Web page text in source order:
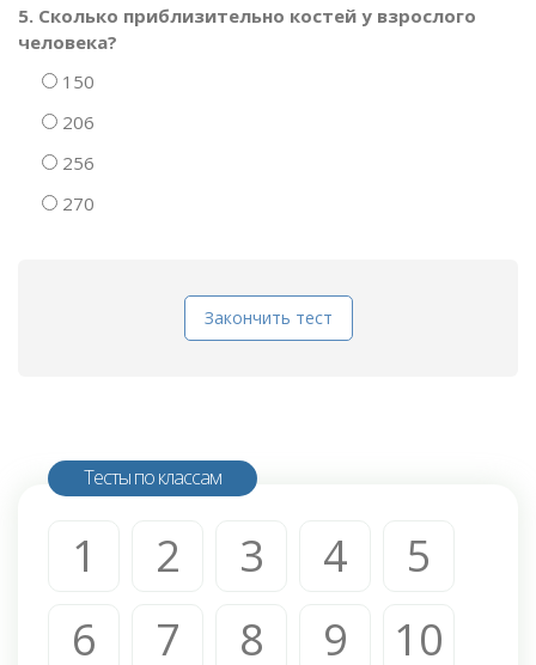
5. Сколько приблизительно костей у взрослого
человека?
150
206
256
270
Закончить тест
Тесты по классам
1 2 3 4
5
6
7 8 9 10